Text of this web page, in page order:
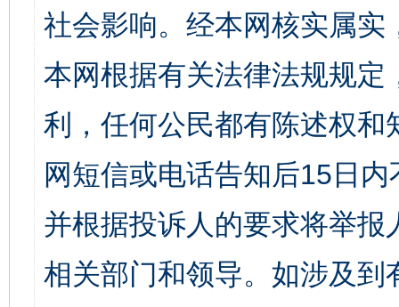
社会影响。经本网核实属
本网根据有关法律法规规
利，任何公民都有陈述权
网短信或电话告知后15日
并根据投诉人的要求将举
相关部门和领导。如涉及